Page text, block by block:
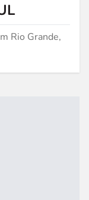
Rio Grande,